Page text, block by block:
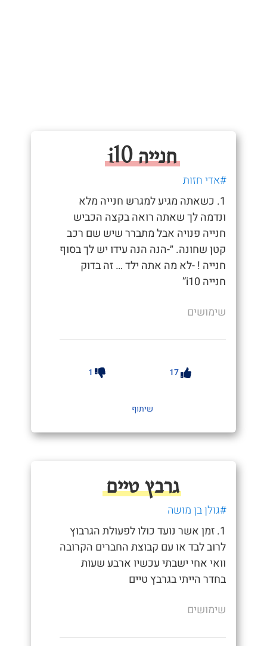
חנייה i10
#אדי חזות
1. כשאתה מגיע למגרש חנייה מלא
ונדמה לך שאתה רואה בקצה הכביש
חנייה פנויה אבל מתברר שיש שם רכב
קטן שחונה. ״-הנה הנה עידו יש לך בסוף
חנייה ! -לא מה אתה ילד … זה בדוק
חנייה i10”
שימושים
17
1
שיתוף
גרבץ טיים
#גולן בן מושה
1. זמן אשר נועד כולו לפעולת הגרבוץ
לרוב לבד או עם קבוצת החברים הקרובה
וואי אחי ישבתי עכשיו ארבע שעות
בחדר הייתי בגרבץ טיים
שימושים